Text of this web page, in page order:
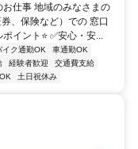
仕事 地域のみなさまの
、保険など）での 窓口
イント⭐ ✅安心・安...
イク通勤OK
車通勤OK
経験者歓迎
交通費支給
土日祝休み